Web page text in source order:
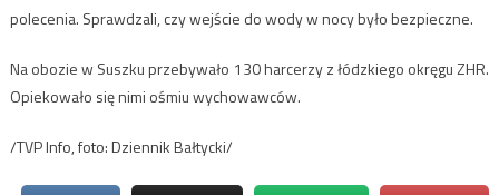
polecenia. Sprawdzali, czy wejście do wody w nocy było bezpieczne.
Na obozie w Suszku przebywało 130 harcerzy z łódzkiego okręgu ZHR.
Opiekowało się nimi ośmiu wychowawców.
/TVP Info, foto: Dziennik Bałtycki/